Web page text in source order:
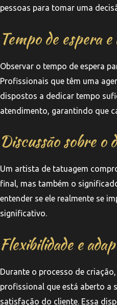
pessoas para tomar uma
Tempo de espera
Observar o tempo de espera
Profissionais que têm uma
dispostos a dedicar tempo
atendimento, garantindo que
Discussão sobre o
Um artista de tatuagem
final, mas também o
entender se ele realmente se
significativo.
Flexibilidade e
Durante o processo de
profissional que está aberto a
satisfação do cliente. Essa